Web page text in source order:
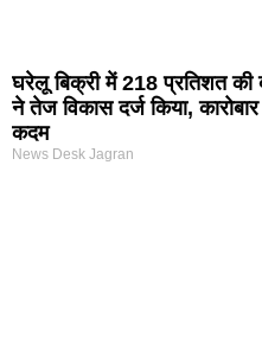
घरेलू बिक्री में 218 प्रतिशत की
ने तेज विकास दर्ज किया,
कदम
News Desk Jagran